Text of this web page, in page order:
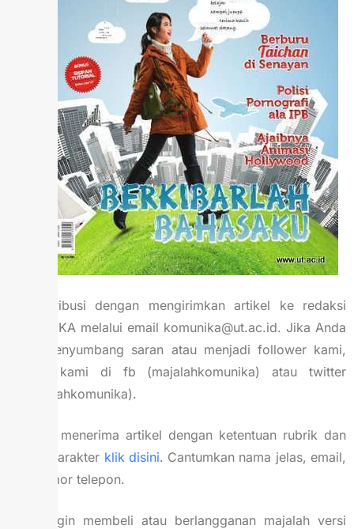
berkontribusi dengan mengirimkan artikel ke redaksi
KOMUNIKA melalui email komunika@ut.ac.id. Jika Anda
ingin menyumbang saran atau menjadi follower kami,
kontak kami di fb (majalahkomunika) atau twitter
(@majalahkomunika).
Redaksi menerima artikel dengan ketentuan rubrik dan
jumlah karakter klik disini. Cantumkan nama jelas, email,
dan nomor telepon.
Anda ingin membeli atau berlangganan majalah versi